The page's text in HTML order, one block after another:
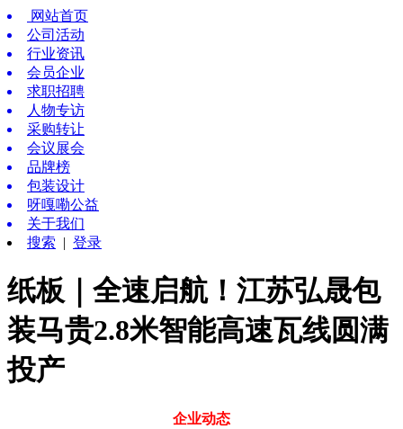
网站首页
公司活动
行业资讯
会员企业
求职招聘
人物专访
采购转让
会议展会
品牌榜
包装设计
呀嘎嘞公益
关于我们
搜索 | 登录
纸板｜全速启航！江苏弘晟包
装马贵2.8米智能高速瓦线圆满
投产
企业动态